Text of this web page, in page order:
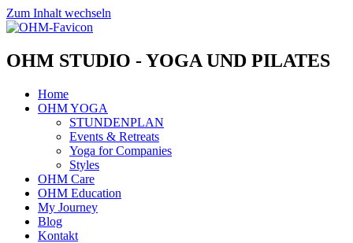
Zum Inhalt wechseln
OHM STUDIO - YOGA UND PILATES
Home
OHM YOGA
STUNDENPLAN
Events & Retreats
Yoga for Companies
Styles
OHM Care
OHM Education
My Journey
Blog
Kontakt